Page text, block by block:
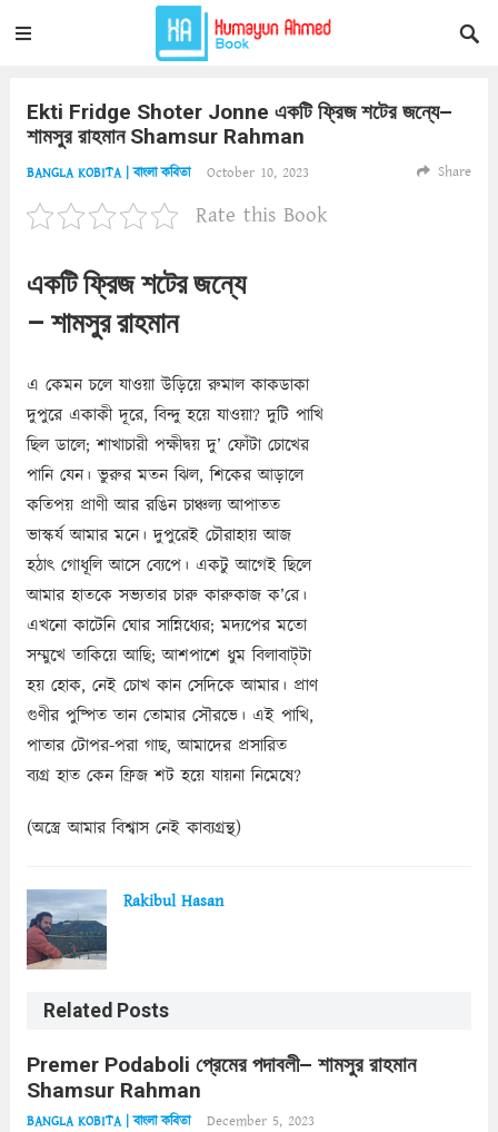
Ekti Fridge Shoter Jonne একটি ফ্রিজ শটের জন্যে–
শামসুর রাহমান Shamsur Rahman
BANGLA KOBITA | বাংলা কবিতা October 10, 2023 Share
Rate this Book
একটি ফ্রিজ শটের জন্যে
– শামসুর রাহমান
এ কেমন চলে যাওয়া উড়িয়ে রুমাল কাকডাকা
দুপুরে একাকী দূরে, বিন্দু হয়ে যাওয়া? দুটি পাখি
ছিল ডালে; শাখাচারী পক্ষীদ্বয় দু’ ফোঁটা চোখের
পানি যেন। ভুরুর মতন ঝিল, শিকের আড়ালে
কতিপয় প্রাণী আর রঙিন চাঞ্চল্য আপাতত
ভাস্কর্য আমার মনে। দুপুরেই চৌরাহায় আজ
হঠাৎ গোধূলি আসে ব্যেপে। একটু আগেই ছিলে
আমার হাতকে সভ্যতার চারু কারুকাজ ক’রে।
এখনো কাটেনি ঘোর সান্নিধ্যের; মদ্যপের মতো
সম্মুখে তাকিয়ে আছি; আশপাশে ধুম বিলাবাট্‌টা
হয় হোক, নেই চোখ কান সেদিকে আমার। প্রাণ
গুণীর পুষ্পিত তান তোমার সৌরভে। এই পাখি,
পাতার টোপর-পরা গাছ, আমাদের প্রসারিত
ব্যগ্র হাত কেন ফ্রিজ শট হয়ে যায়না নিমেষে?
(অস্ত্রে আমার বিশ্বাস নেই কাব্যগ্রন্থ)
Rakibul Hasan
Related Posts
Premer Podaboli প্রেমের পদাবলী– শামসুর রাহমান
Shamsur Rahman
BANGLA KOBITA | বাংলা কবিতা December 5, 2023